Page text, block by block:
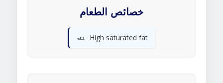
خصائص الطعام
🧈 High saturated fat